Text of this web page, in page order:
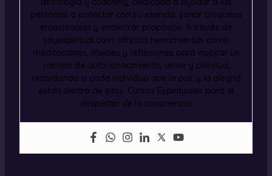
personas a conectar con su esencia, sanar bloqueos
emocionales y encontrar propósito. A través de
soyespiritual.com, ofrezco herramientas como
meditaciones, rituales y reflexiones para inspirar un
camino de autoconocimiento, amor y plenitud,
recordando a cada individuo que la paz y la alegría
están dentro de ellos. Cursos Espirituales para el
despertar de la consciencia.